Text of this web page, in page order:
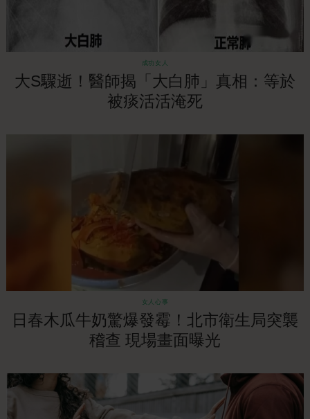
成功女人
大S驟逝！醫師揭「大白肺」真相：等於
被痰活活淹死
女人心事
日春木瓜牛奶驚爆發霉！北市衛生局突襲
稽查 現場畫面曝光